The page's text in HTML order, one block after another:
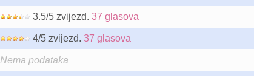
3.5/5 zvijezd. 37 glasova
4/5 zvijezd. 37 glasova
Nema podataka